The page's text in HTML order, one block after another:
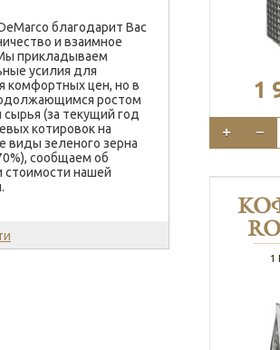
благодарит Вас
и взаимное
прикладываем
усилия для
комфортных цен, но в
ростом
сырья (за текущий год
котировок на
виды зеленого зерна
сообщаем об
стоимости нашей
1
1